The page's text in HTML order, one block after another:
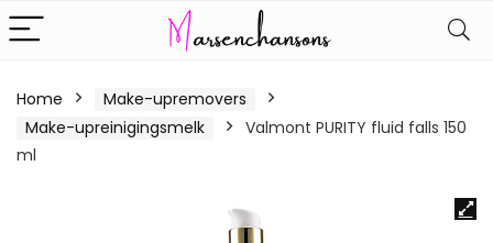
Home
Make-upremovers
Make-upreinigingsmelk
Valmont PURITY fluid falls 150
ml